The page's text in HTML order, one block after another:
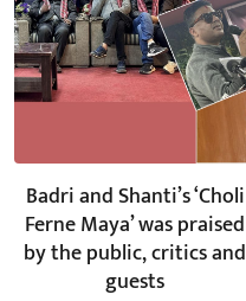
Badri and Shanti’s ‘Choli
Ferne Maya’ was praised
by the public, critics and
guests